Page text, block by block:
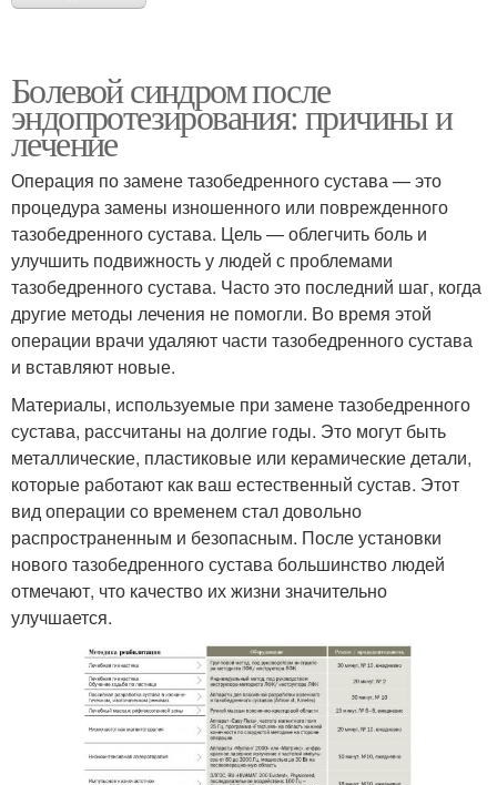
Болевой синдром после
эндопротезирования: причины и
лечение
Операция по замене тазобедренного сустава — это
процедура замены изношенного или поврежденного
тазобедренного сустава. Цель — облегчить боль и
улучшить подвижность у людей с проблемами
тазобедренного сустава. Часто это последний шаг, когда
другие методы лечения не помогли. Во время этой
операции врачи удаляют части тазобедренного сустава
и вставляют новые.
Материалы, используемые при замене тазобедренного
сустава, рассчитаны на долгие годы. Это могут быть
металлические, пластиковые или керамические детали,
которые работают как ваш естественный сустав. Этот
вид операции со временем стал довольно
распространенным и безопасным. После установки
нового тазобедренного сустава большинство людей
отмечают, что качество их жизни значительно
улучшается.